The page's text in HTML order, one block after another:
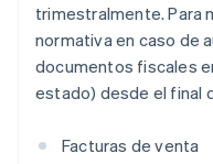
trimestralmente. Para
normativa en caso de
documentos fiscales
estado) desde el final
Facturas de venta